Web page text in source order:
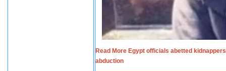
Read More Egypt officials abetted
abduction